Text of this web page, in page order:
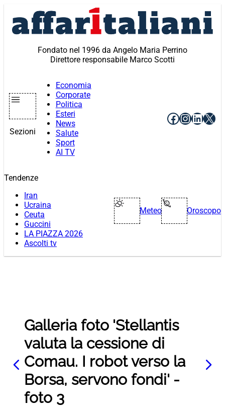
contenuto
Fondato nel 1996 da Angelo Maria Perrino
Direttore responsabile Marco Scotti
Sezioni
Economia
Corporate
Politica
Esteri
News
Salute
Sport
AI TV
Facebook
X
Tendenze
Iran
Ucraina
Ceuta
Guccini
LA PIAZZA 2026
Ascolti tv
Meteo Oroscopo
Galleria foto 'Stellantis
valuta la cessione di
Comau. I robot verso la
Borsa, servono fondi' -
foto 3